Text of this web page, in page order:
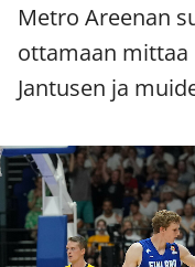
Metro Areenan
ottamaan mittaa
Jantusen ja